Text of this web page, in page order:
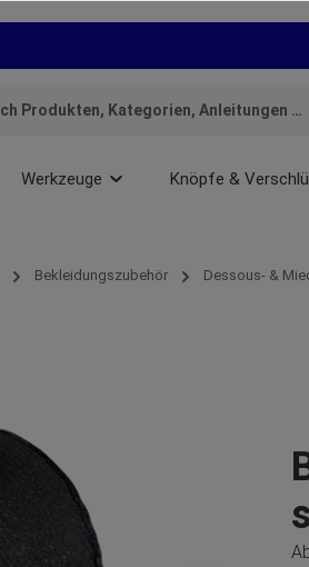
Werkzeuge Knöpfe &
Bekleidungszubehör Dessous- &